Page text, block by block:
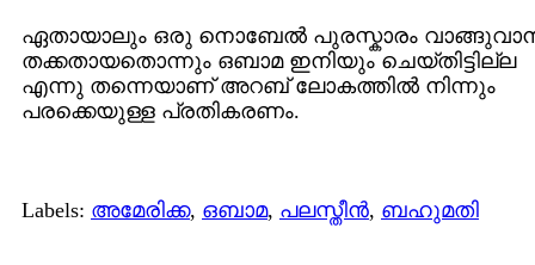
ഏതായാലും ഒരു നൊബേല്‍ പുരസ്കാരം
തക്കതായതൊന്നും ഒബാമ ഇനിയും ചെയ്തിട്ടില്ല
എന്നു തന്നെയാണ് അറബ് ലോകത്തില്‍ നിന്നും
പരക്കെയുള്ള പ്രതികരണം.
Labels: അമേരിക്ക, ഒബാമ, പലസ്തീന്‍, ബഹുമതി